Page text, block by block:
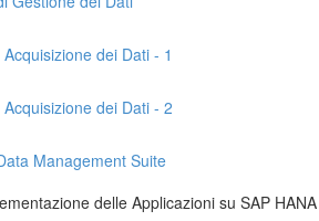
dei Dati - 1
dei Dati - 2
Management Suite
delle Applicazioni su SAP HANA